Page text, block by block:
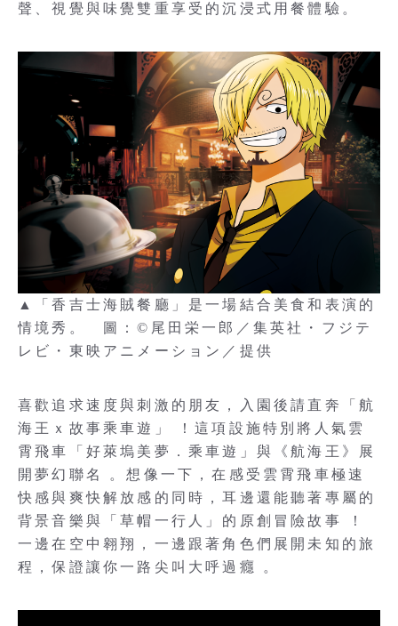
聲、視覺與味覺雙重享受的沉浸式用餐體驗。
▲「香吉士海賊餐廳」是一場結合美食和表演的
情境秀。 圖：©尾田栄一郎／集英社・フジテ
レビ・東映アニメーション／提供
喜歡追求速度與刺激的朋友，入園後請直奔「航
海王ｘ故事乘車遊」 ！這項設施特別將人氣雲
霄飛車「好萊塢美夢．乘車遊」與《航海王》展
開夢幻聯名 。想像一下，在感受雲霄飛車極速
快感與爽快解放感的同時，耳邊還能聽著專屬的
背景音樂與「草帽一行人」的原創冒險故事 ！
一邊在空中翱翔，一邊跟著角色們展開未知的旅
程，保證讓你一路尖叫大呼過癮 。